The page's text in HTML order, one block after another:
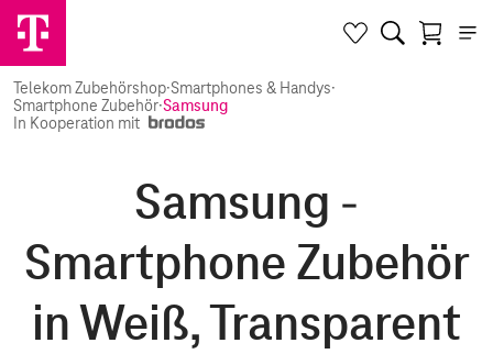
Telekom Zubehörshop·Smartphones & Handys·
Smartphone Zubehör·Samsung
In Kooperation mit
Samsung -
Smartphone Zubehör
in Weiß, Transparent